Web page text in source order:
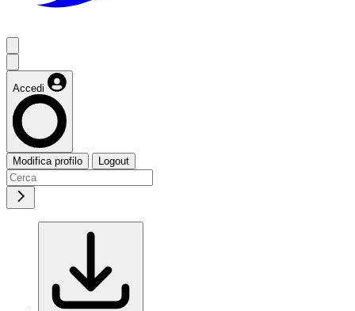
Accedi
Modifica profilo Logout